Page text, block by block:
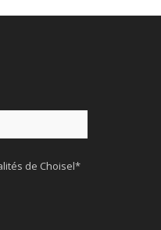
de Choisel*